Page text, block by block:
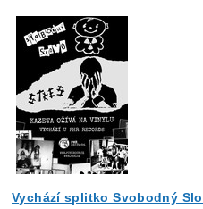
Vychází splitko Svobodný